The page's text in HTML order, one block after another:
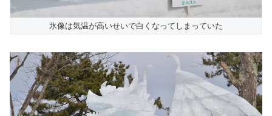
氷像は気温が高いせいで白くなってしまっていた